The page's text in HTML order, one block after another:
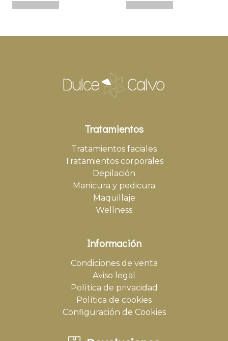
Tratamientos
Tratamientos faciales
Tratamientos corporales
Depilación
Manicura y pedicura
Maquillaje
Wellness
Información
Condiciones de venta
Aviso legal
Política de privacidad
Política de cookies
Configuración de Cookies